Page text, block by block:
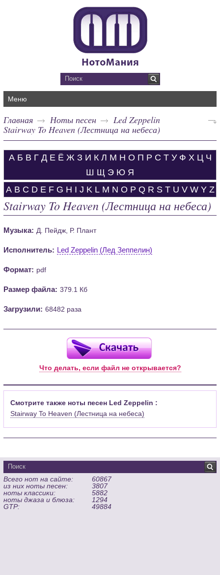
Меню
Главная Ноты песен
Led Zeppelin
Stairway To Heaven (Лестница на небеса)
А Б В Г Д Е Ё Ж З И К Л М Н О П Р С Т У Ф Х Ц Ч
Ш Щ Э Ю Я
A B C D E F G H I J K L M N O P Q R S T U V W Y Z
Stairway To Heaven (Лестница на небеса)
Музыка: Д. Пейдж, Р. Плант
Исполнитель: Led Zeppelin (Лед Зеппелин)
Формат: pdf
Размер файла: 379.1 Кб
Загрузили: 68482 раза
Что делать, если файл не открывается?
Смотрите также ноты песен Led Zeppelin :
Stairway To Heaven (Лестница на небеса)
Всего нот на сайте:
60867
из них ноты песен:
3807
ноты классики:
5882
ноты джаза и блюза:
1294
GTP:
49884